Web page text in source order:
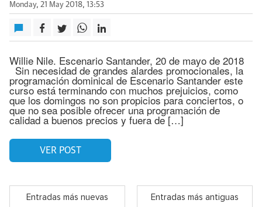
Monday, 21 May 2018, 13:53
Willie Nile. Escenario Santander, 20 de mayo de 2018
Sin necesidad de grandes alardes promocionales, la
programación dominical de Escenario Santander este
curso está terminando con muchos prejuicios, como
que los domingos no son propicios para conciertos, o
que no sea posible ofrecer una programación de
calidad a buenos precios y fuera de […]
VER POST
Entradas más nuevas Entradas más antiguas